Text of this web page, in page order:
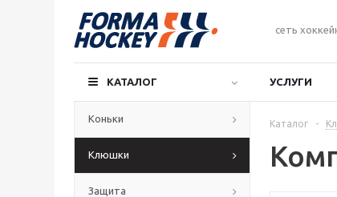
сеть
КАТАЛОГ УСЛУГИ
Коньки
Клюшки
Защита
Каталог -